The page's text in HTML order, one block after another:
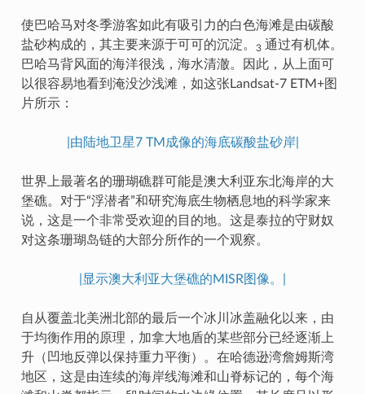
使巴哈马对冬季游客如此有吸引力的白色海滩是由碳酸
盐砂构成的，其主要来源于可可的沉淀。
3 通过有机体。
巴哈马背风面的海洋很浅，海水清澈。因此，从上面可
以很容易地看到淹没沙浅滩，如这张Landsat-7 ETM+图
片所示：
|由陆地卫星7 TM成像的海底碳酸盐砂岸|
世界上最著名的珊瑚礁群可能是澳大利亚东北海岸的大
堡礁。对于“浮潜者”和研究海底生物栖息地的科学家来
说，这是一个非常受欢迎的目的地。这是泰拉的守财奴
对这条珊瑚岛链的大部分所作的一个观察。
|显示澳大利亚大堡礁的MISR图像。|
自从覆盖北美洲北部的最后一个冰川冰盖融化以来，由
于均衡作用的原理，加拿大地盾的某些部分已经逐渐上
升（凹地反弹以保持重力平衡）。在哈德逊湾詹姆斯湾
地区，这是由连续的海岸线海滩和山脊标记的，每个海